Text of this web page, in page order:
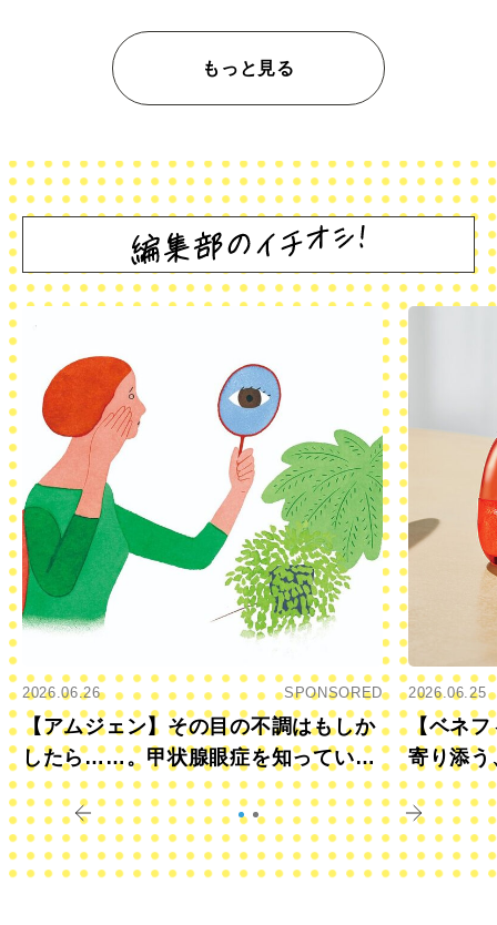
もっと見る
2026.06.26 SPONSORED
【アムジェン】その目の不調はもしか
したら……。甲状腺眼症を知っていま
すか？
2026.06.25
【ベネフ
寄り添う
きに